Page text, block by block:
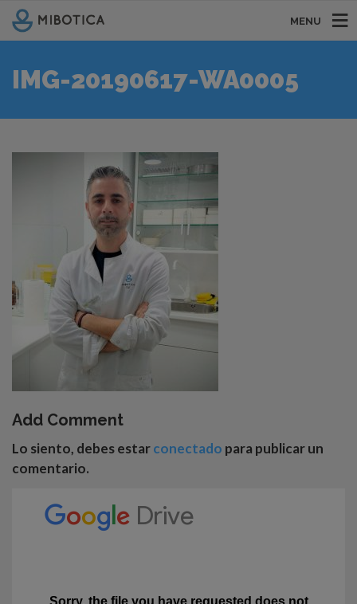
MENU
IMG-20190617-WA0005
Add Comment
Lo siento, debes estarconectado para publicar un
comentario.